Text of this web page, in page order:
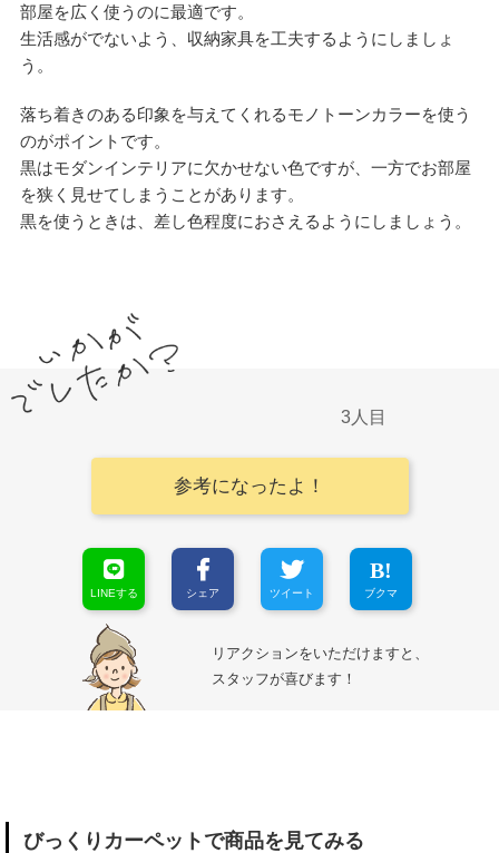
部屋を広く使うのに最適です。
生活感がでないよう、収納家具を工夫するようにしましょ
う。
落ち着きのある印象を与えてくれるモノトーンカラーを使う
のがポイントです。
黒はモダンインテリアに欠かせない色ですが、一方でお部屋
を狭く見せてしまうことがあります。
黒を使うときは、差し色程度におさえるようにしましょう。
参考になったよ！
3
LINEする シェア ツイート ブクマ
リアクションをいただけますと、
スタッフが喜びます！
びっくりカーペットで商品を見てみる